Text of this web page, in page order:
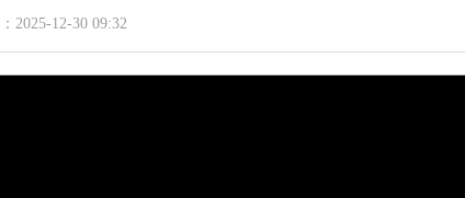
12-30 09:32